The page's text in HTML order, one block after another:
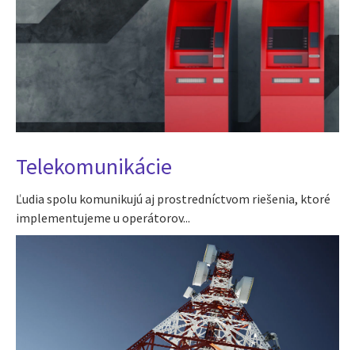
Telekomunikácie
Ľudia spolu komunikujú aj prostredníctvom riešenia, ktoré
implementujeme u operátorov...